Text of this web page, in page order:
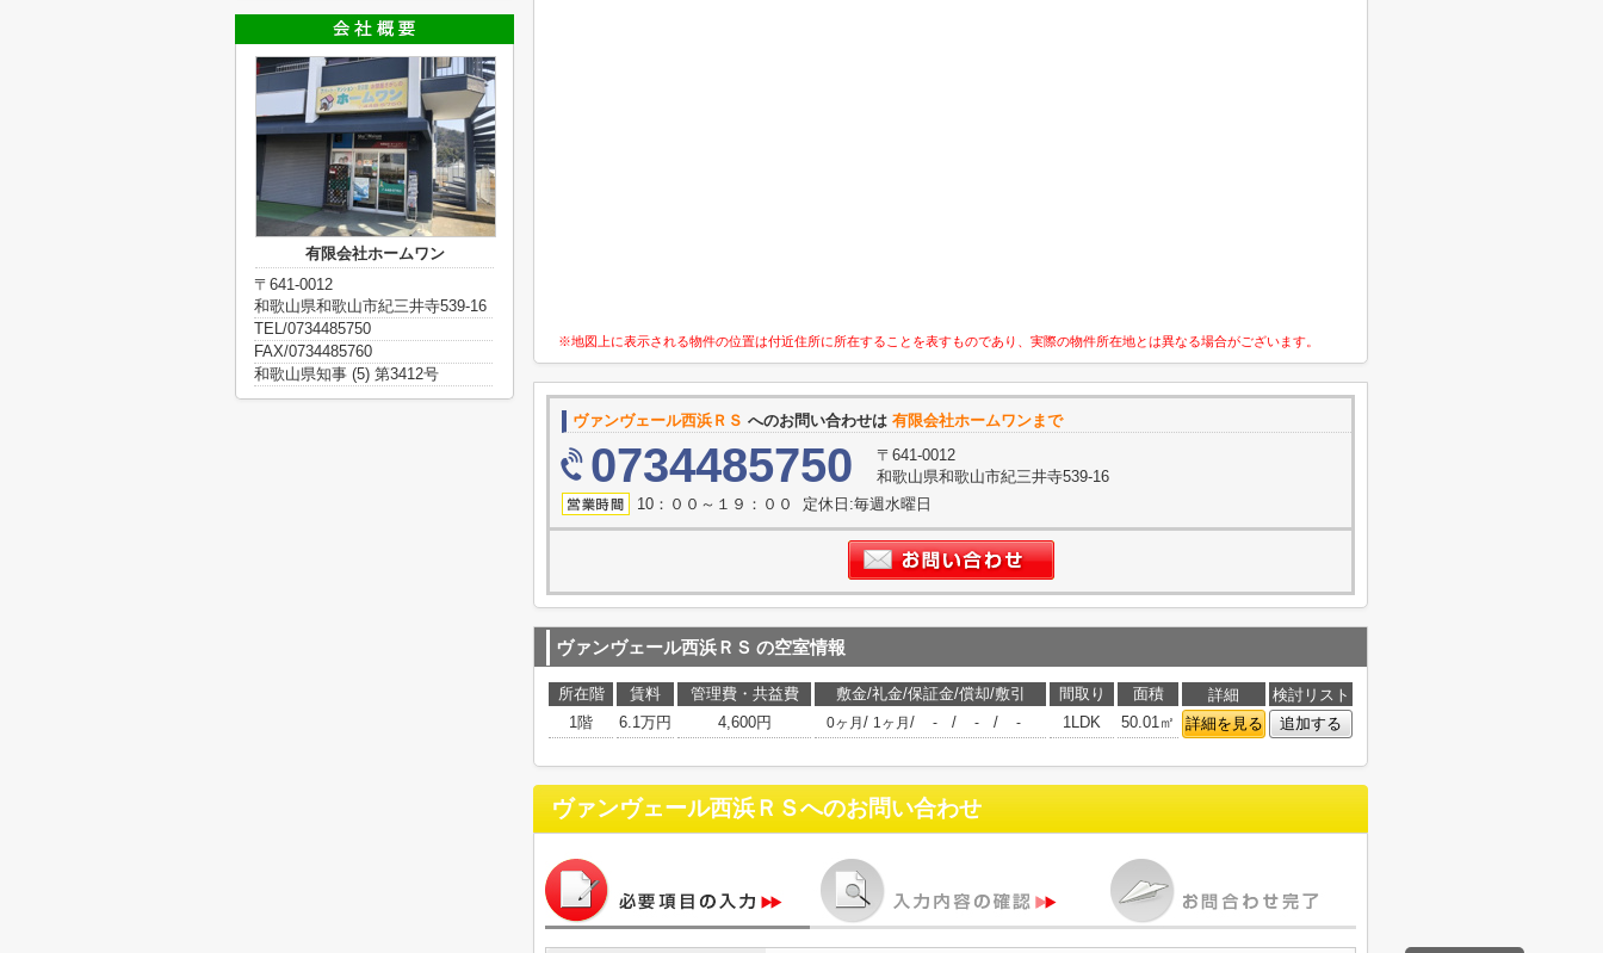
※地図上に表示される物件の位置は付近住所に所在することを表すものであり、実際の物件所在地とは異なる場合がございます。
ヴァンヴェール西浜ＲＳ へのお問い合わせは 有限会社ホームワンまで
0734485750
〒641-0012
和歌山県和歌山市紀三井寺539-16
10：００～１９：００ 定休日:毎週水曜日
ヴァンヴェール西浜ＲＳ の空室情報
所在階 賃料 管理費・共益費 敷金/礼金/保証金/償却/敷引 間取り 面積 詳細
検討リスト
1階
6.1万円 4,600円 0ヶ月 / 1ヶ月 / - / - / - 1LDK 50.01㎡ 詳細を見る 追加する
ヴァンヴェール西浜ＲＳへのお問い合わせ
有限会社ホームワン
〒641-0012
和歌山県和歌山市紀三井寺539-16
TEL/0734485750
FAX/0734485760
和歌山県知事 (5) 第3412号